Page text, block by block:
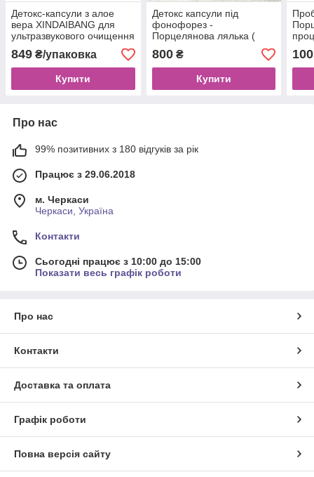
Детокс-капсули з алое
вера XINDAIBANG для
ультразвукового очищення
та виведення токсинів
(100 шт.)
849 ₴/упаковка
Купити
Детокс капсули під
фонофорез -
Порцелянова лялька (
упаковка 100 шт)
800₴
Купити
100
Про нас
99% позитивних з 180 відгуків за рік
Працює з 29.06.2018
м. Черкаси
Черкаси, Україна
Контакти
Сьогодні працює з 10:00 до 15:00
Показати весь графік роботи
Про нас
Контакти
Доставка та оплата
Графік роботи
Повна версія сайту